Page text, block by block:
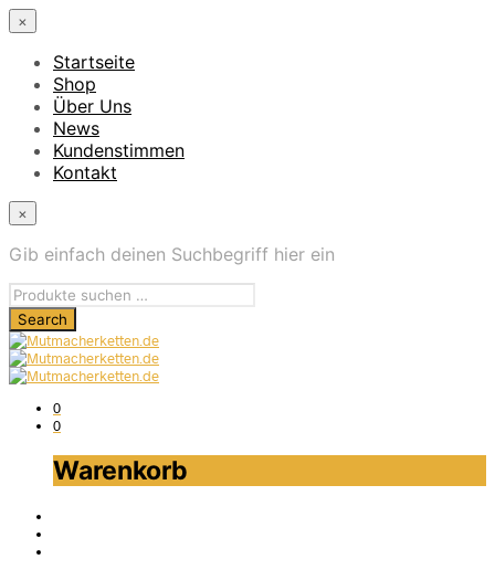
×
Startseite
Shop
Über Uns
News
Kundenstimmen
Kontakt
×
Gib einfach deinen Suchbegriff hier ein
0
0
Warenkorb